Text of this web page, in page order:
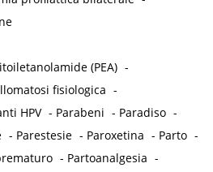
(PEA) -
fisiologica -
HPV - Parabeni - Paradiso -
- Parestesie - Paroxetina - Parto -
- Partoanalgesia -